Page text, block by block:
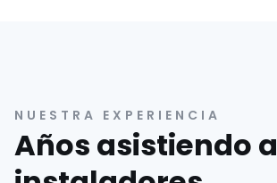
NUESTRA EXPERIENCIA
Años asistiendo a